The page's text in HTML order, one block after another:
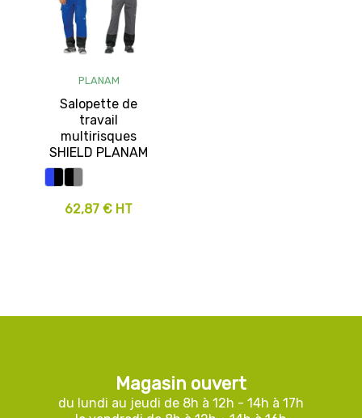
PLANAM
Salopette de
travail
multirisques
SHIELD PLANAM
62,87 € HT
Magasin ouvert
du lundi au jeudi de 8h à 12h - 14h à 17h